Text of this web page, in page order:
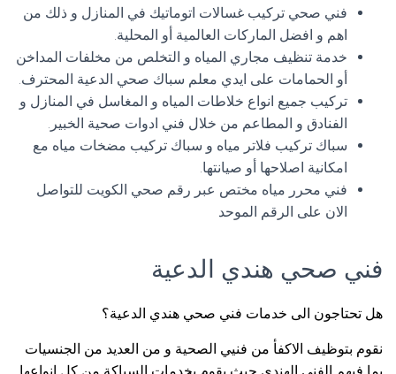
فني صحي تركيب غسالات اتوماتيك في المنازل و ذلك من
اهم و افضل الماركات العالمية أو المحلية.
خدمة تنظيف مجاري المياه و التخلص من مخلفات المداخن
أو الحمامات على ايدي معلم سباك صحي الدعية المحترف.
تركيب جميع انواع خلاطات المياه و المغاسل في المنازل و
الفنادق و المطاعم من خلال فني ادوات صحية الخبير.
سباك تركيب فلاتر مياه و سباك تركيب مضخات مياه مع
امكانية اصلاحها أو صيانتها.
فني محرر مياه مختص عبر رقم صحي الكويت للتواصل
الان على الرقم الموحد
فني صحي هندي الدعية
هل تحتاجون الى خدمات فني صحي هندي الدعية؟
نقوم بتوظيف الاكفأ من فنيي الصحية و من العديد من الجنسيات